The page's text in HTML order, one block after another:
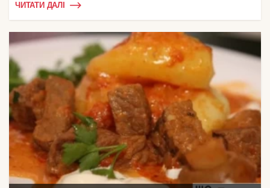
ЧИТАТИ ДАЛІ